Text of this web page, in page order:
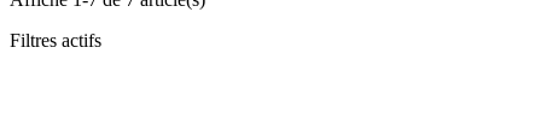
Filtres actifs